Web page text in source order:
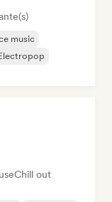
music
Chill out